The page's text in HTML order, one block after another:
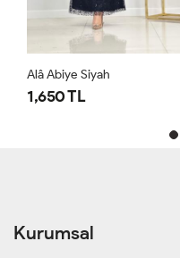
Alâ Abiye Siyah
1,650 TL
Kurumsal